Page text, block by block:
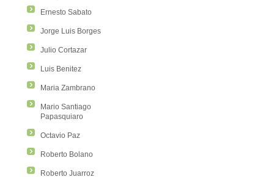
Ernesto Sabato
Jorge Luis Borges
Julio Cortazar
Luis Benitez
Maria Zambrano
Mario Santiago
Papasquiaro
Octavio Paz
Roberto Bolano
Roberto Juarroz